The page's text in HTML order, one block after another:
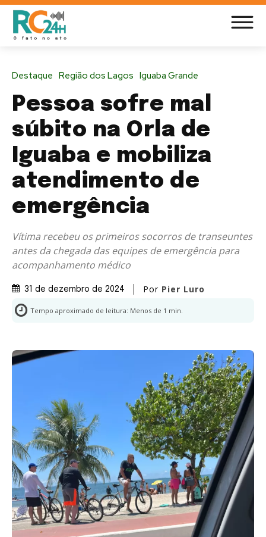
Destaque Região dos Lagos Iguaba Grande
Pessoa sofre mal
súbito na Orla de
Iguaba e mobiliza
atendimento de
emergência
Vítima recebeu os primeiros socorros de transeuntes
antes da chegada das equipes de emergência para
acompanhamento médico
31 de dezembro de 2024 Por Pier Luro
Tempo aproximado de leitura: Menos de 1 min.